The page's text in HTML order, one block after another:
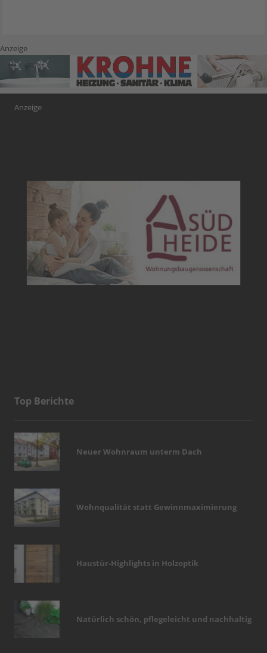
Anzeige
Anzeige
Top Berichte
Neuer Wohnraum unterm Dach
Wohnqualität statt Gewinnmaximierung
Haustür-Highlights in Holzoptik
Natürlich schön, pflegeleicht und nachhaltig